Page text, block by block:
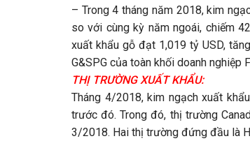
– Trong 4 tháng năm 2018, kim
so với cùng kỳ năm ngoái, chiếm
xuất khẩu gỗ đạt 1,019 tỷ USD,
G&SPG của toàn khối doanh
THỊ TRƯỜNG XUẤT KHẨU:
Tháng 4/2018, kim ngạch xuất
trước đó. Trong đó, thị trường
3/2018. Hai thị trường đứng đầu là